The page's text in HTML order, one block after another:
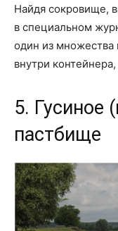
Найдя сокровище,
в специальном
один из
внутри
5. Гусиное
пастбище